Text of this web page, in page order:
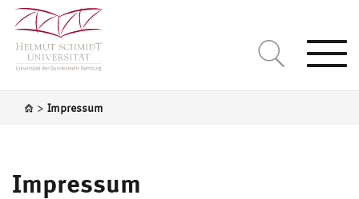
> Impressum
Impressum